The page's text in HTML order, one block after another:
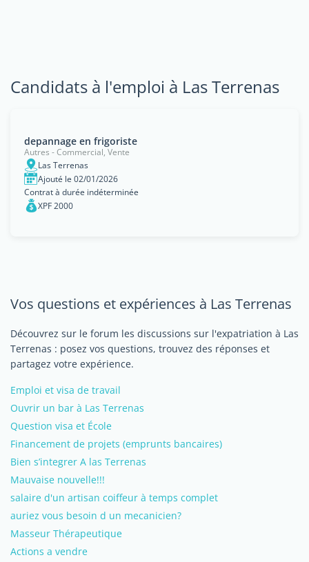
Candidats à l'emploi à Las Terrenas
depannage en frigoriste
Autres - Commercial, Vente
Las Terrenas
Ajouté le 02/01/2026
Contrat à durée indéterminée
XPF 2000
Vos questions et expériences à Las Terrenas
Découvrez sur le forum les discussions sur l'expatriation à Las
Terrenas : posez vos questions, trouvez des réponses et
partagez votre expérience.
Emploi et visa de travail
Ouvrir un bar à Las Terrenas
Question visa et École
Financement de projets (emprunts bancaires)
Bien s’integrer A las Terrenas
Mauvaise nouvelle!!!
salaire d'un artisan coiffeur à temps complet
auriez vous besoin d un mecanicien?
Masseur Thérapeutique
Actions a vendre